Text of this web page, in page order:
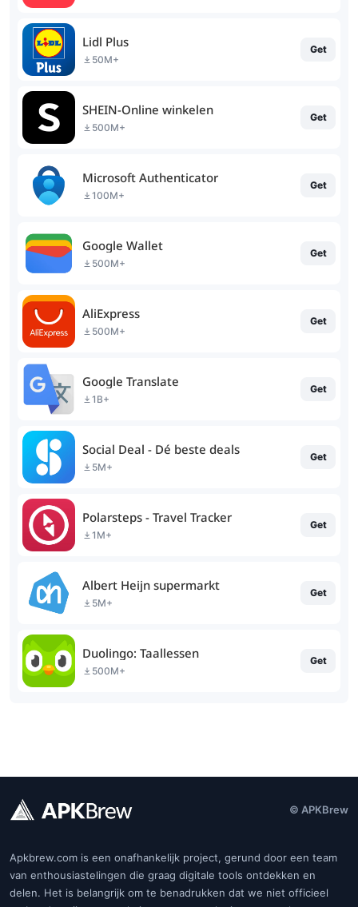
Lidl Plus
50M+
Get
SHEIN-Online winkelen
500M+
Get
Microsoft Authenticator
100M+
Get
Google Wallet
500M+
Get
AliExpress
500M+
Get
Google Translate
1B+
Get
Social Deal - Dé beste deals
5M+
Get
Polarsteps - Travel Tracker
1M+
Get
Albert Heijn supermarkt
5M+
Get
Duolingo: Taallessen
500M+
Get
© APKBrew
Apkbrew.com is een onafhankelijk project, gerund door een team
van enthousiastelingen die graag digitale tools ontdekken en
delen. Het is belangrijk om te benadrukken dat we niet officieel